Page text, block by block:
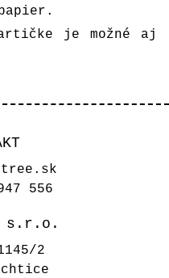
je možné aj
556
s.r.o.
2